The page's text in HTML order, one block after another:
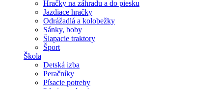
Hračky na záhradu a do piesku
Jazdiace hračky
Odrážadlá a kolobežky
Sánky, boby
Šlapacie traktory
Šport
Škola
Detská izba
Peračníky
Písacie potreby